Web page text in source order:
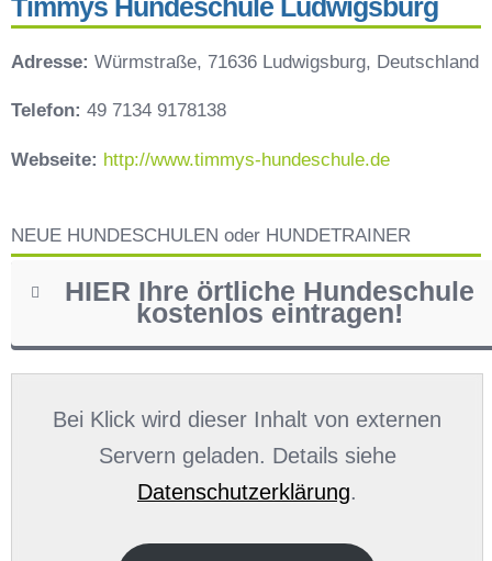
Timmys Hundeschule Ludwigsburg
Adresse: Würmstraße, 71636 Ludwigsburg, Deutschland
Telefon: 49 7134 9178138
Webseite: http://www.timmys-hundeschule.de
NEUE HUNDESCHULEN oder HUNDETRAINER
HIER Ihre örtliche Hundeschule
kostenlos eintragen!
Bei Klick wird dieser Inhalt von externen
Servern geladen. Details siehe
Datenschutzerklärung.